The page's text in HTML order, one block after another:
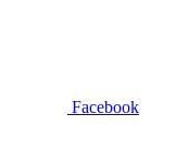
Facebook